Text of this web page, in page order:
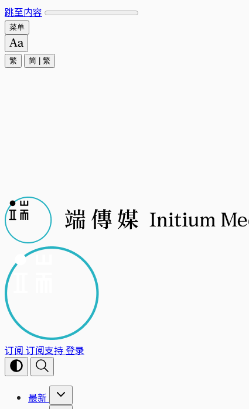
跳至内容
菜单
繁 简 繁
订阅 订阅支持登录
最新